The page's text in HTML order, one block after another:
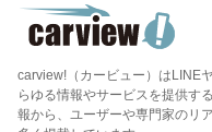
carview!（カービュー）はLINE
らゆる情報やサービスを提供す
報から、ユーザーや専門家のリ